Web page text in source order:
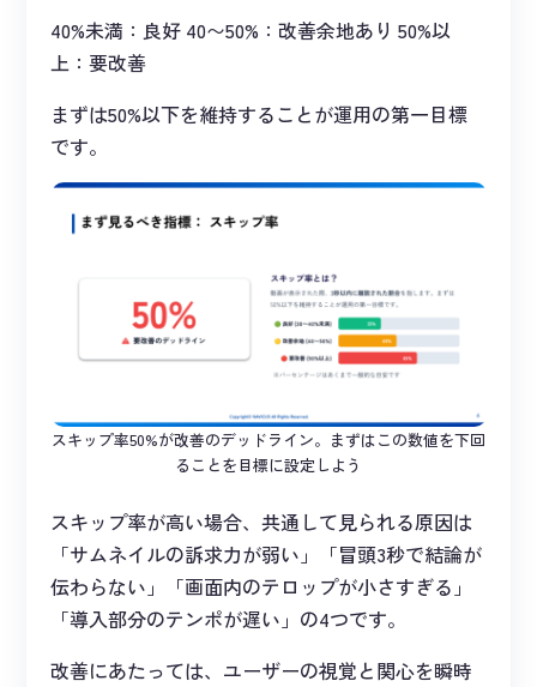
40%未満：良好 40〜50%：改善余地あり 50%以
上：要改善
まずは50%以下を維持することが運用の第一目標
です。
スキップ率50%が改善のデッドライン。まずはこの数値を下回
ることを目標に設定しよう
スキップ率が高い場合、共通して見られる原因は
「サムネイルの訴求力が弱い」「冒頭3秒で結論が
伝わらない」「画面内のテロップが小さすぎる」
「導入部分のテンポが遅い」の4つです。
改善にあたっては、ユーザーの視覚と関心を瞬時